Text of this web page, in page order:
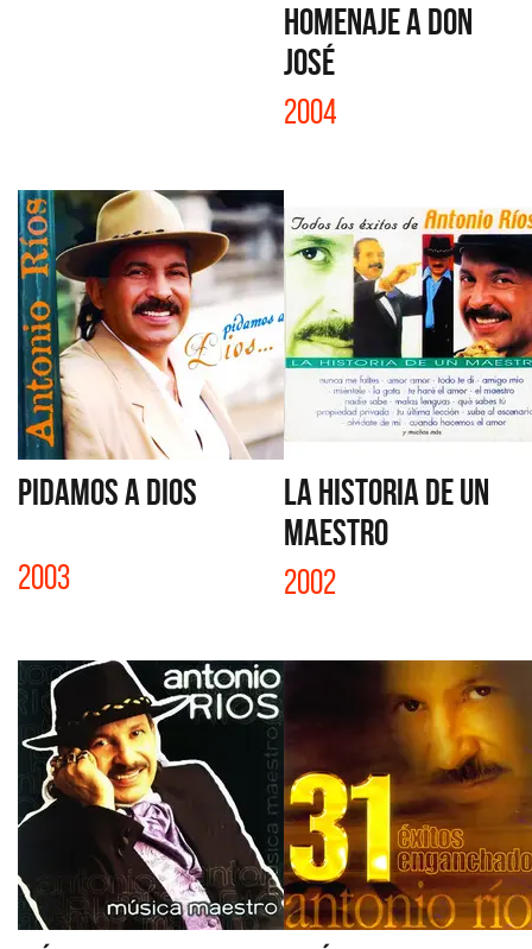
HOMENAJE A DON
JOSÉ
2004
PIDAMOS A DIOS
2003
LA HISTORIA DE UN
MAESTRO
2002